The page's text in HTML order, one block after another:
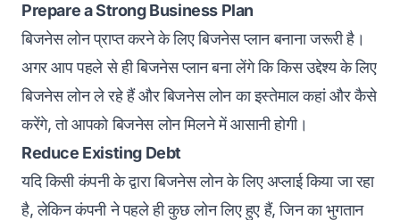
Prepare a Strong Business Plan
बिजनेस लोन प्राप्त करने के लिए बिजनेस प्लान बनाना जरूरी है।
अगर आप पहले से ही बिजनेस प्लान बना लेंगे कि किस उद्देश्य के लिए
बिजनेस लोन ले रहे हैं और बिजनेस लोन का इस्तेमाल कहां और कैसे
करेंगे, तो आपको बिजनेस लोन मिलने में आसानी होगी।
Reduce Existing Debt
यदि किसी कंपनी के द्वारा बिजनेस लोन के लिए अप्लाई किया जा रहा
है, लेकिन कंपनी ने पहले ही कुछ लोन लिए हुए हैं, जिन का भुगतान